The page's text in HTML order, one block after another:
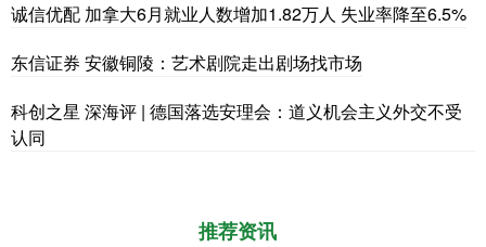
诚信优配 加拿大6月就业人数增加1.82万人 失业率降至6.5%
东信证券 安徽铜陵：艺术剧院走出剧场找市场
科创之星 深海评 | 德国落选安理会：道义机会主义外交不受
认同
推荐资讯